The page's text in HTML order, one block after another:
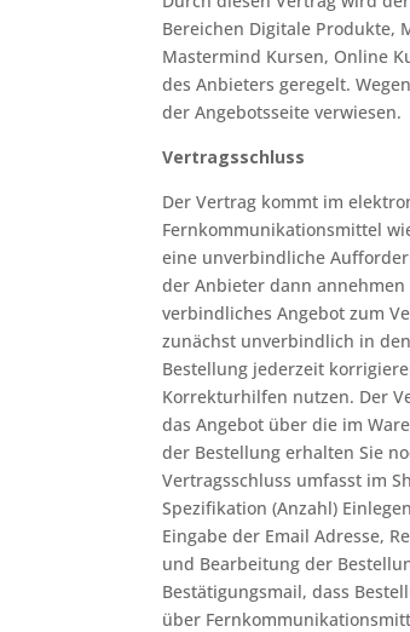
Bereichen Digitale Produkte,
Mastermind Kursen, Online
des Anbieters geregelt.
der Angebotsseite verwiesen.
Vertragsschluss
Der Vertrag kommt im
Fernkommunikationsmittel
eine unverbindliche
der Anbieter dann
verbindliches Angebot zum
zunächst unverbindlich in
Bestellung jederzeit
Korrekturhilfen nutzen. Der
das Angebot über die im
der Bestellung erhalten Sie
Vertragsschluss umfasst im
Spezifikation (Anzahl)
Eingabe der Email Adresse,
und Bearbeitung der
Bestätigungsmail, dass
über